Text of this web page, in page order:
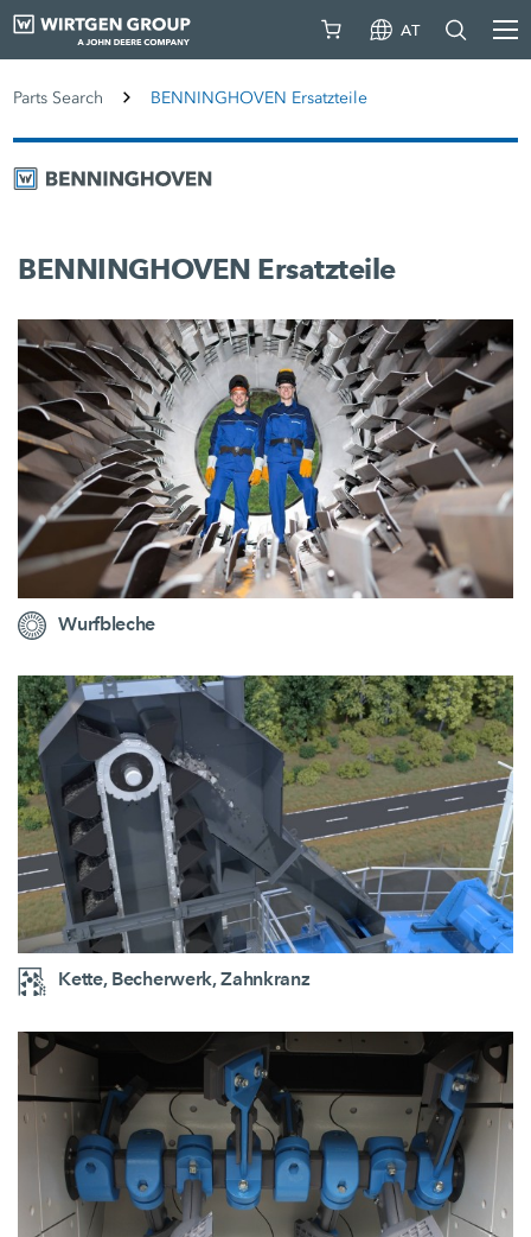
AT
Parts Search BENNINGHOVEN Ersatzteile
BENNINGHOVEN Ersatzteile
Wurfbleche
Kette, Becherwerk, Zahnkranz